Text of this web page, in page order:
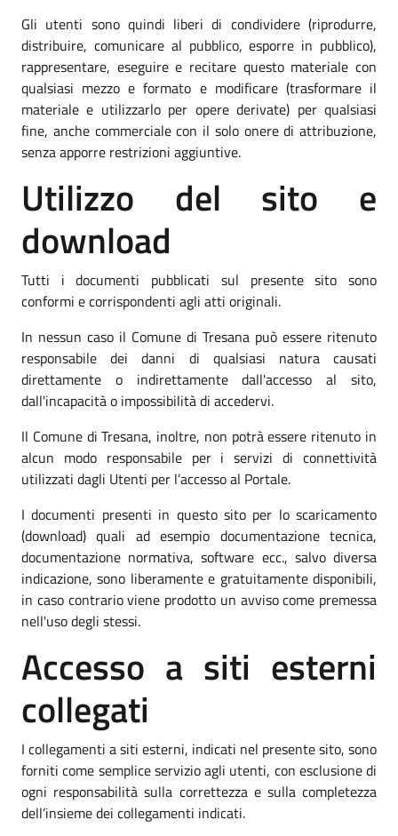
Gli utenti sono quindi liberi di condividere (riprodurre,
distribuire, comunicare al pubblico, esporre in pubblico),
rappresentare, eseguire e recitare questo materiale con
qualsiasi mezzo e formato e modificare (trasformare il
materiale e utilizzarlo per opere derivate) per qualsiasi
fine, anche commerciale con il solo onere di attribuzione,
senza apporre restrizioni aggiuntive.
Utilizzo del sito e
download
Tutti i documenti pubblicati sul presente sito sono
conformi e corrispondenti agli atti originali.
In nessun caso il Comune di Tresana può essere ritenuto
responsabile dei danni di qualsiasi natura causati
direttamente o indirettamente dall'accesso al sito,
dall'incapacità o impossibilità di accedervi.
Il Comune di Tresana, inoltre, non potrà essere ritenuto in
alcun modo responsabile per i servizi di connettività
utilizzati dagli Utenti per l’accesso al Portale.
I documenti presenti in questo sito per lo scaricamento
(download) quali ad esempio documentazione tecnica,
documentazione normativa, software ecc., salvo diversa
indicazione, sono liberamente e gratuitamente disponibili,
in caso contrario viene prodotto un avviso come premessa
nell'uso degli stessi.
Accesso a siti esterni
collegati
I collegamenti a siti esterni, indicati nel presente sito, sono
forniti come semplice servizio agli utenti, con esclusione di
ogni responsabilità sulla correttezza e sulla completezza
dell’insieme dei collegamenti indicati.